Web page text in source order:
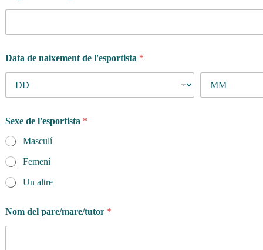
Data de naixement de l'esportista *
Sexe de l'esportista *
Masculí
Femení
Un altre
Nom del pare/mare/tutor *